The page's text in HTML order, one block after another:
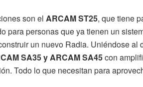
son el ARCAM ST25, que tiene
para personas que ya tienen un
un nuevo Radia. Uniéndose
SA35 y ARCAM SA45con
Todo lo que necesitan para